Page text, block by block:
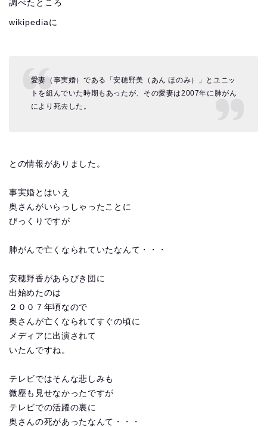
調べたところ
wikipediaに
愛妻（事実婚）である「安穂野美（あん ほのみ）」とユニッ
トを組んでいた時期もあったが、その愛妻は2007年に肺がん
により死去した。
との情報がありました。
事実婚とはいえ
奥さんがいらっしゃったことに
びっくりですが
肺がんで亡くなられていたなんて・・・
安穂野香があらびき団に
出始めたのは
２００７年頃なので
奥さんが亡くなられてすぐの頃に
メディアに出演されて
いたんですね。
テレビではそんな悲しみも
微塵も見せなかったですが
テレビでの活躍の裏に
奥さんの死があったなんて・・・